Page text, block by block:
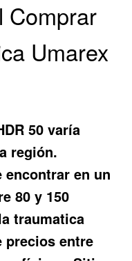
Comprar
Umarex
50 varía
región.
encontrar en un
80 y 150
traumatica
precios entre